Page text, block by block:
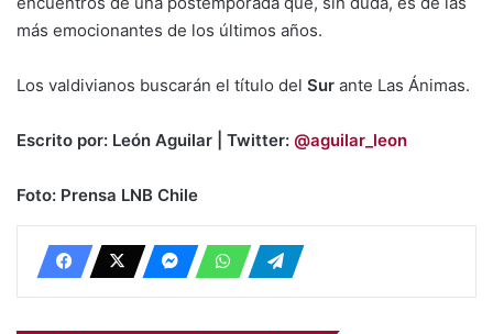
más emocionantes de los últimos años.
Los valdivianos buscarán el título del Sur ante Las Ánimas.
Escrito por: León Aguilar | Twitter: @aguilar_leon
Foto: Prensa LNB Chile